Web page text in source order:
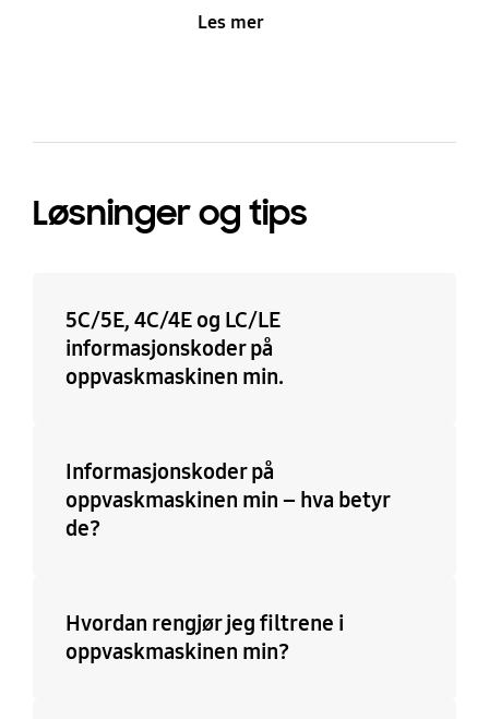
Les mer
Løsninger og tips
5C/5E, 4C/4E og LC/LE
informasjonskoder på
oppvaskmaskinen min.
Informasjonskoder på
oppvaskmaskinen min – hva betyr
de?
Hvordan rengjør jeg filtrene i
oppvaskmaskinen min?